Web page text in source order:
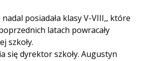
nadal posiadała klasy V-VIII,, które
latach powracały
szkoły.
się dyrektor szkoły. Augustyn